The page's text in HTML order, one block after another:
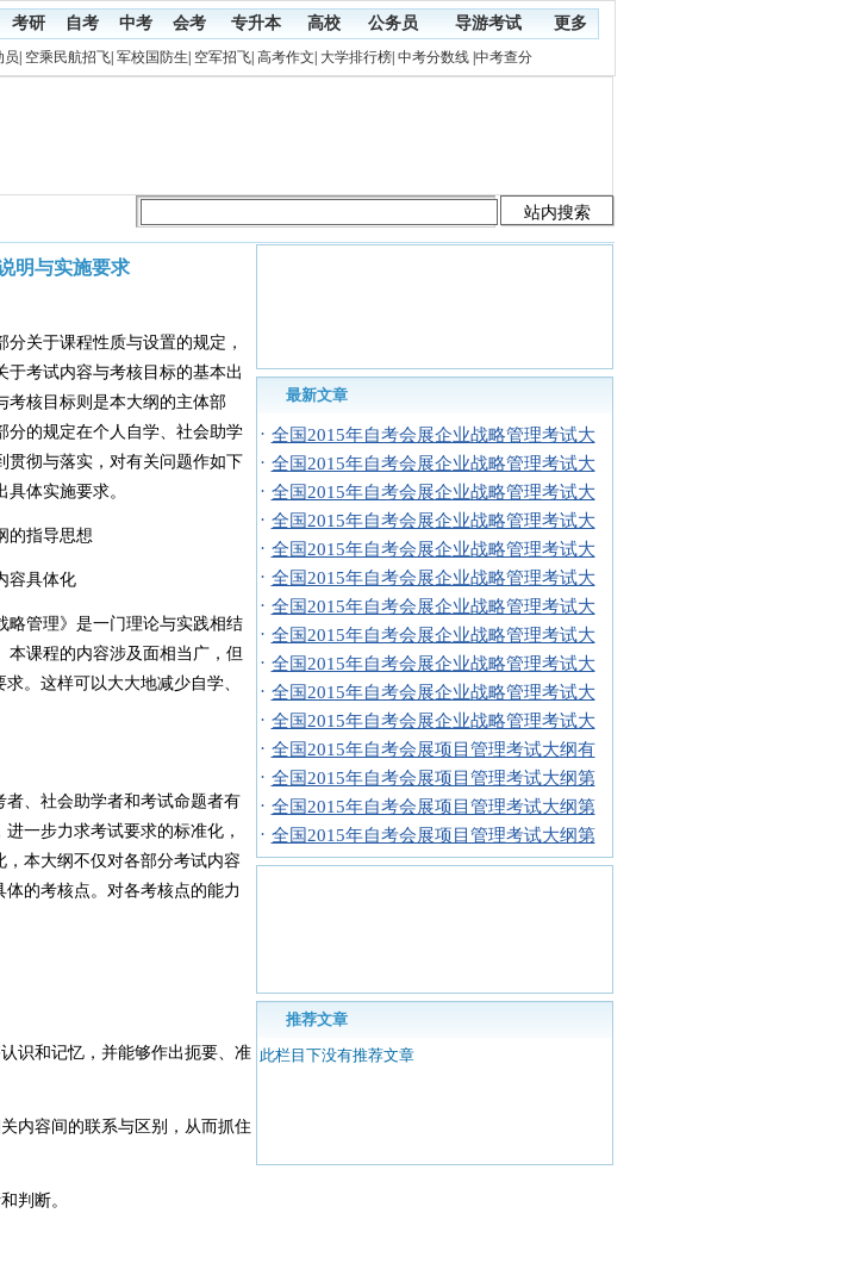
考研 自考 中考 会考 专升本 高校 公务员 导游考试 更多
员 空乘民航招飞| 军校国防生 空军招飞| 高考作文 大学排行榜| 中考分数线| 中考查分
明与实施要求
关于课程性质与设置的规定，
于考试内容与考核目标的基本出
考核目标则是本大纲的主体部
分的规定在个人自学、社会助学
贯彻与落实，对有关问题作如下
体实施要求。
指导思想
具体化
管理》是一门理论与实践相结
本课程的内容涉及面相当广，但
。这样可以大大地减少自学、
、社会助学者和考试命题者有
一步力求考试要求的标准化，
本大纲不仅对各部分考试内容
的考核点。对各考核点的能力
识和记忆，并能够作出扼要、准
内容间的联系与区别，从而抓住
判断。
最新文章
· 全国2015年自考会展企业战略管理考试大
· 全国2015年自考会展企业战略管理考试大
· 全国2015年自考会展企业战略管理考试大
· 全国2015年自考会展企业战略管理考试大
· 全国2015年自考会展企业战略管理考试大
· 全国2015年自考会展企业战略管理考试大
· 全国2015年自考会展企业战略管理考试大
· 全国2015年自考会展企业战略管理考试大
· 全国2015年自考会展企业战略管理考试大
· 全国2015年自考会展企业战略管理考试大
· 全国2015年自考会展企业战略管理考试大
· 全国2015年自考会展项目管理考试大纲有
· 全国2015年自考会展项目管理考试大纲第
· 全国2015年自考会展项目管理考试大纲第
· 全国2015年自考会展项目管理考试大纲第
推荐文章
此栏目下没有推荐文章